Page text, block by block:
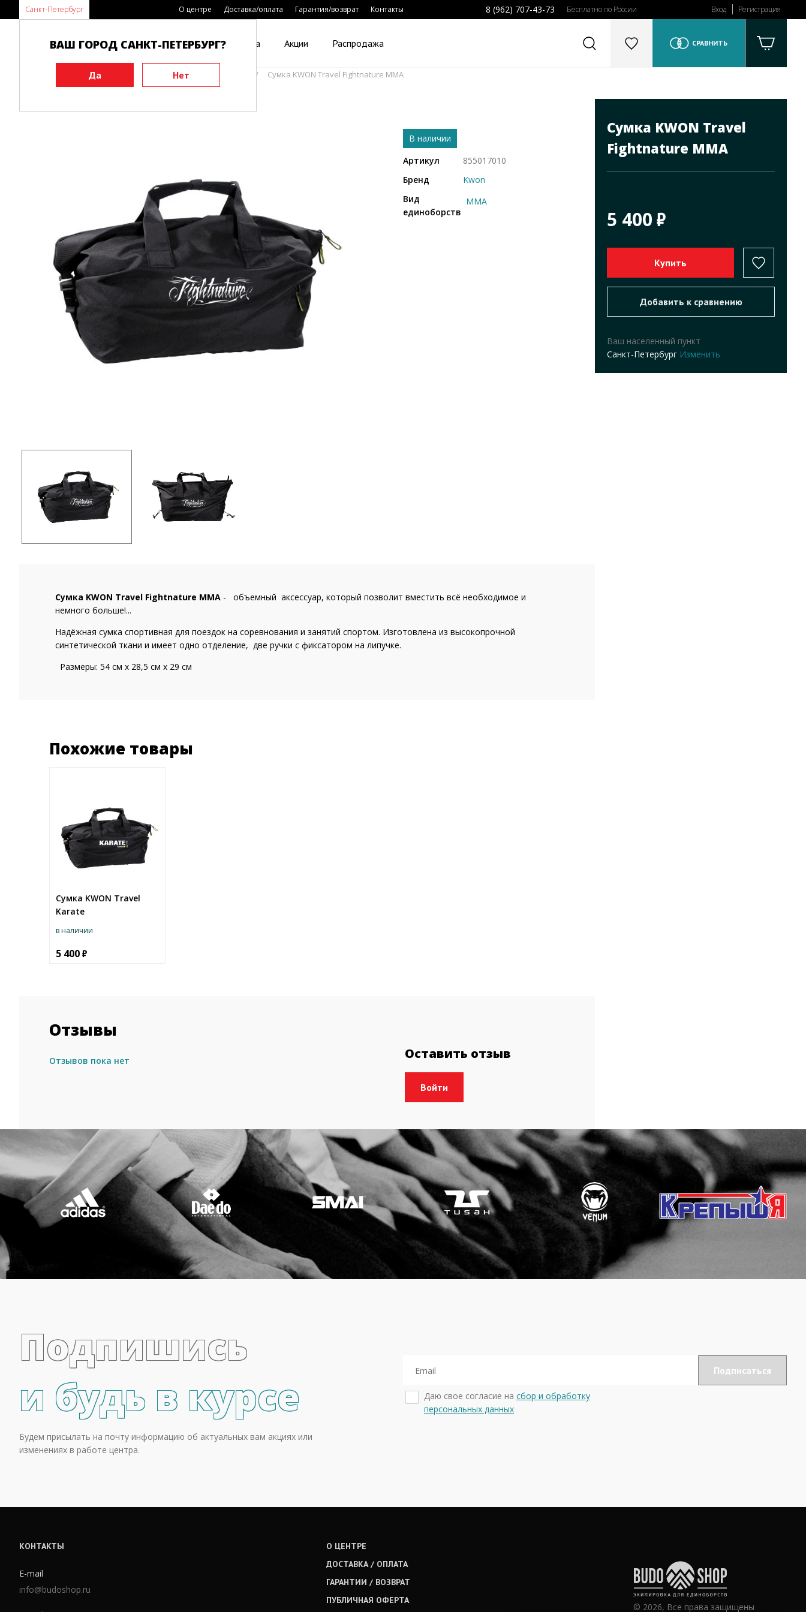
Санкт-Петербург О центре Доставка/оплата Гарантия/возврат Контакты 8 (962) 707-43-73 Бесплатно по России Вход Регистрация
Каталог Виды спорта Акции Распродажа СРАВНИТЬ
ВАШ ГОРОД САНКТ-ПЕТЕРБУРГ?
Аксессуары Сумки и рюкзаки Сумка KWON Travel Fightnature MMA
В наличии
Артикул
855017010
Бренд
Kwon
Вид
единоборств
ММА
Сумка KWON Travel
Fightnature MMA
5 400
Ваш населенный пункт
Санкт-Петербург Изменить
Сумка KWON Travel Fightnature MMA - объемный аксессуар, который позволит вместить всё необходимое и
немного больше!...
Надёжная сумка спортивная для поездок на соревнования и занятий спортом. Изготовлена из высокопрочной
синтетической ткани и имеет одно отделение, две ручки с фиксатором на липучке.
Размеры: 54 см x 28,5 см x 29 см
Похожие товары
Сумка KWON Travel
Karate
в наличии
5 400
Отзывы
Отзывов пока нет Оставить отзыв
Подпишись
и будь в курсе
Будем присылать на почту информацию об актуальных вам акциях или
изменениях в работе центра.
Даю свое согласие на сбор и обработку
персональных данных
КОНТАКТЫ
E-mail
info@budoshop.ru
О ЦЕНТРЕ
ДОСТАВКА / ОПЛАТА
ГАРАНТИИ / ВОЗВРАТ
ПУБЛИЧНАЯ ОФЕРТА
© 2026, Все права защищены